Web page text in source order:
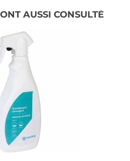
AUSSI CONSULTÉ